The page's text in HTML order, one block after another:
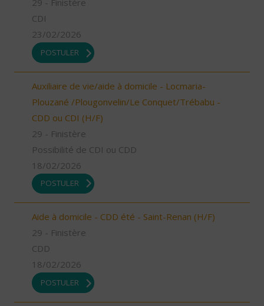
29 - Finistère
CDI
23/02/2026
POSTULER
Auxiliaire de vie/aide à domicile - Locmaria-
Plouzané /Plougonvelin/Le Conquet/Trébabu -
CDD ou CDI (H/F)
29 - Finistère
Possibilité de CDI ou CDD
18/02/2026
POSTULER
Aide à domicile - CDD été - Saint-Renan (H/F)
29 - Finistère
CDD
18/02/2026
POSTULER